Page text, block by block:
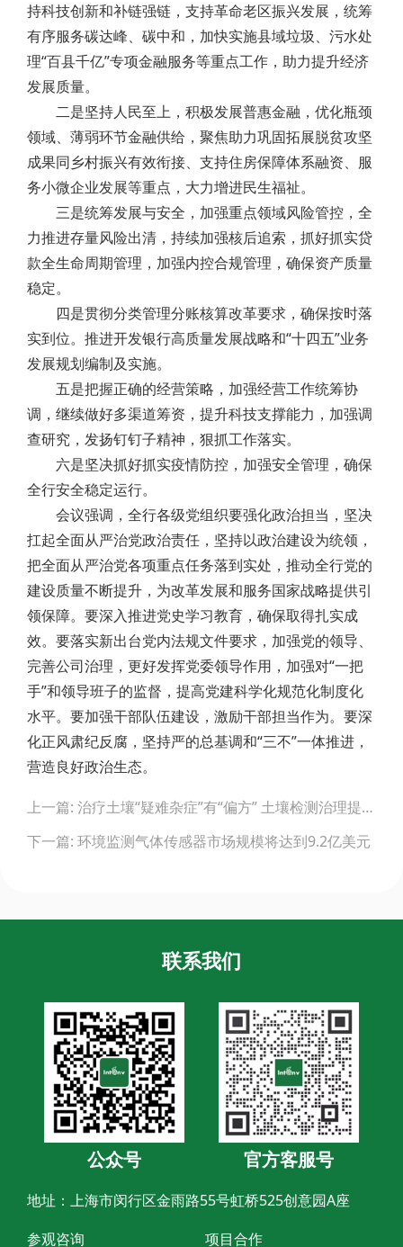
持科技创新和补链强链，支持革命老区振兴发展，统筹
有序服务碳达峰、碳中和，加快实施县域垃圾、污水处
理“百县千亿”专项金融服务等重点工作，助力提升经济
发展质量。
二是坚持人民至上，积极发展普惠金融，优化瓶颈
领域、薄弱环节金融供给，聚焦助力巩固拓展脱贫攻坚
成果同乡村振兴有效衔接、支持住房保障体系融资、服
务小微企业发展等重点，大力增进民生福祉。
三是统筹发展与安全，加强重点领域风险管控，全
力推进存量风险出清，持续加强核后追索，抓好抓实贷
款全生命周期管理，加强内控合规管理，确保资产质量
稳定。
四是贯彻分类管理分账核算改革要求，确保按时落
实到位。推进开发银行高质量发展战略和“十四五”业务
发展规划编制及实施。
五是把握正确的经营策略，加强经营工作统筹协
调，继续做好多渠道筹资，提升科技支撑能力，加强调
查研究，发扬钉钉子精神，狠抓工作落实。
六是坚决抓好抓实疫情防控，加强安全管理，确保
全行安全稳定运行。
会议强调，全行各级党组织要强化政治担当，坚决
扛起全面从严治党政治责任，坚持以政治建设为统领，
把全面从严治党各项重点任务落到实处，推动全行党的
建设质量不断提升，为改革发展和服务国家战略提供引
领保障。要深入推进党史学习教育，确保取得扎实成
效。要落实新出台党内法规文件要求，加强党的领导、
完善公司治理，更好发挥党委领导作用，加强对“一把
手”和领导班子的监督，提高党建科学化规范化制度化
水平。要加强干部队伍建设，激励干部担当作为。要深
化正风肃纪反腐，坚持严的总基调和“三不”一体推进，
营造良好政治生态。
navigation
上一篇: 治疗土壤“疑难杂症”有“偏方” 土壤检测治理提上日程
下一篇: 环境监测气体传感器市场规模将达到9.2亿美元
联系我们
公众号 官方客服号
地址：上海市闵行区金雨路55号虹桥525创意园A座
参观咨询
项目合作